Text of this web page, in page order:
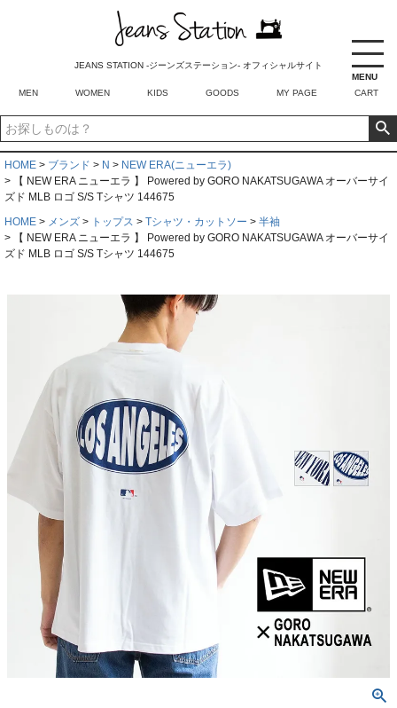
MENU
JEANS STATION -ジーンズステーション- オフィシャルサイト
MEN WOMEN KIDS GOODS MY PAGE CART
HOME ブランド N
NEW ERA(ニューエラ)
【 NEW ERA ニューエラ 】 Powered by GORO NAKATSUGAWA オーバーサイ
ズド MLB ロゴ S/S Tシャツ 144675
HOME
メンズ トップス Tシャツ・カットソー
半袖
【 NEW ERA ニューエラ 】 Powered by GORO NAKATSUGAWA オーバーサイ
ズド MLB ロゴ S/S Tシャツ 144675